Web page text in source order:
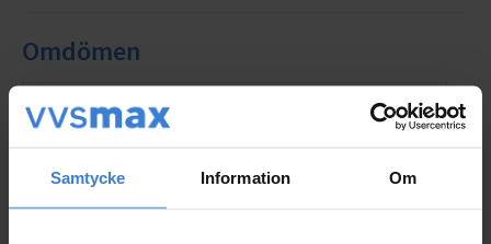
Samtycke Information Om
Omdömen
Du